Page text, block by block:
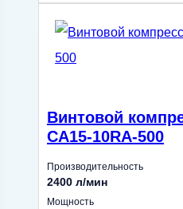
Винтовой
CA15-10RA-500
Производительность
2400 л/мин
Мощность